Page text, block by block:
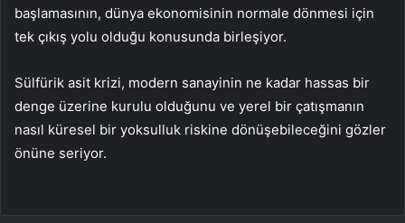
başlamasının, dünya ekonomisinin normale dönmesi için
tek çıkış yolu olduğu konusunda birleşiyor.
Sülfürik asit krizi, modern sanayinin ne kadar hassas bir
denge üzerine kurulu olduğunu ve yerel bir çatışmanın
nasıl küresel bir yoksulluk riskine dönüşebileceğini gözler
önüne seriyor.